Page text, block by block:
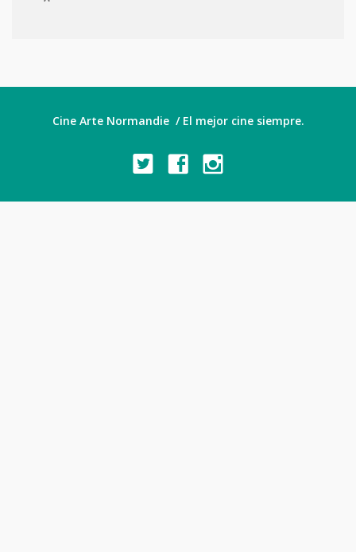
Cine Arte Normandie / El mejor cine siempre.